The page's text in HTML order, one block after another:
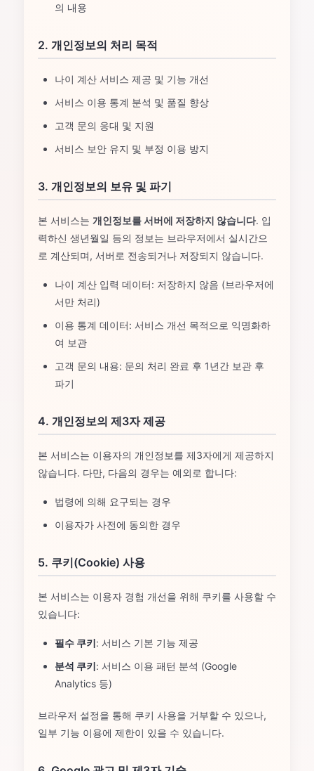
의 내용
2. 개인정보의 처리 목적
나이 계산 서비스 제공 및 기능 개선
서비스 이용 통계 분석 및 품질 향상
고객 문의 응대 및 지원
서비스 보안 유지 및 부정 이용 방지
3. 개인정보의 보유 및 파기
본 서비스는 개인정보를 서버에 저장하지 않습니다. 입
력하신 생년월일 등의 정보는 브라우저에서 실시간으
로 계산되며, 서버로 전송되거나 저장되지 않습니다.
나이 계산 입력 데이터: 저장하지 않음 (브라우저에
서만 처리)
이용 통계 데이터: 서비스 개선 목적으로 익명화하
여 보관
고객 문의 내용: 문의 처리 완료 후 1년간 보관 후
파기
4. 개인정보의 제3자 제공
본 서비스는 이용자의 개인정보를 제3자에게 제공하지
않습니다. 다만, 다음의 경우는 예외로 합니다:
법령에 의해 요구되는 경우
이용자가 사전에 동의한 경우
5. 쿠키(Cookie) 사용
본 서비스는 이용자 경험 개선을 위해 쿠키를 사용할 수
있습니다:
필수 쿠키: 서비스 기본 기능 제공
분석 쿠키: 서비스 이용 패턴 분석 (Google
Analytics 등)
브라우저 설정을 통해 쿠키 사용을 거부할 수 있으나,
일부 기능 이용에 제한이 있을 수 있습니다.